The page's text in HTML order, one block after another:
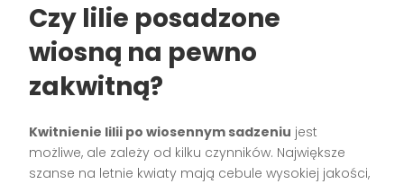
Czy lilie posadzone
wiosną na pewno
zakwitną?
Kwitnienie lilii po wiosennym sadzeniu jest
możliwe, ale zależy od kilku czynników. Największe
szanse na letnie kwiaty mają cebule wysokiej jakości,